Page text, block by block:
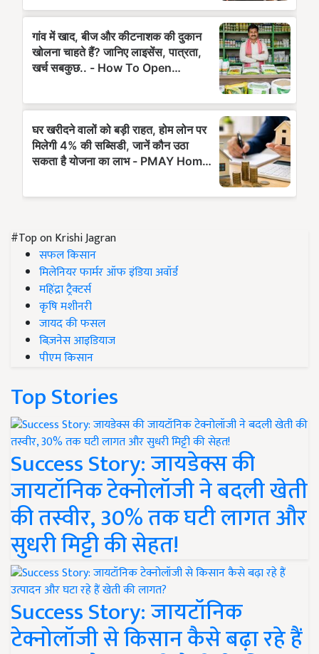
#Top on Krishi Jagran
सफल किसान
मिलेनियर फार्मर ऑफ इंडिया अवॉर्ड
महिंद्रा ट्रैक्टर्स
कृषि मशीनरी
जायद की फसल
बिज़नेस आइडियाज
पीएम किसान
Top Stories
Success Story: जायडेक्स की
जायटॉनिक टेक्नोलॉजी ने बदली खेती
की तस्वीर, 30% तक घटी लागत और
सुधरी मिट्टी की सेहत!
Success Story: जायटॉनिक
टेक्नोलॉजी से किसान कैसे बढ़ा रहे हैं